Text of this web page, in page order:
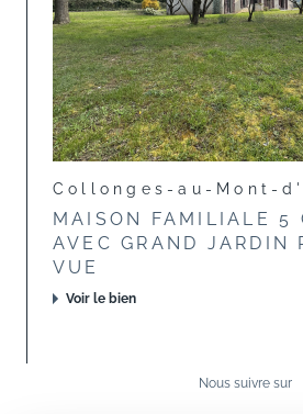
Collonges-au-Mont-
MAISON FAMILIALE 5
AVEC GRAND JARDIN
VUE
Voir le bien
Nous suivre sur